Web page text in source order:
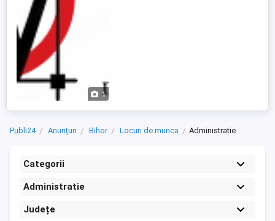
1
Publi24 Anunțuri Bihor Locuri de munca Administratie
Categorii
Administratie
Județe